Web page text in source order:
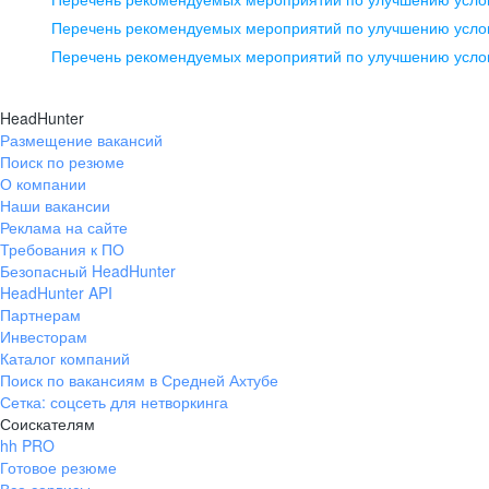
pr@ural.hh.ru
помещение 21
+7 383 207-94-64
pr@nsk.hh.ru
Перечень рекомендуемых мероприятий по улучшению
Перечень рекомендуемых мероприятий по улучшению
HeadHunter
Размещение вакансий
Поиск по резюме
О компании
Наши вакансии
Реклама на сайте
Требования к ПО
Безопасный HeadHunter
HeadHunter API
Партнерам
Инвесторам
Каталог компаний
Поиск по вакансиям в Средней Ахтубе
Сетка: соцсеть для нетворкинга
Соискателям
hh PRO
Готовое резюме